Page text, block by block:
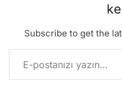
Subscribe to get the
E-postanızı yazın…